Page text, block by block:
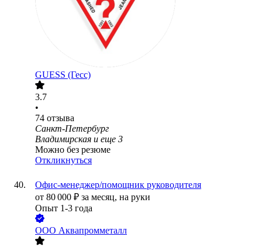
GUESS (Гесс)
3.7
•
74 отзыва
Санкт-Петербург
Владимирская и еще 3
Можно без резюме
Откликнуться
Офис-менеджер/помощник руководителя
от 80 000 ₽ за месяц, на руки
Опыт 1-3 года
ООО Аквапромметалл